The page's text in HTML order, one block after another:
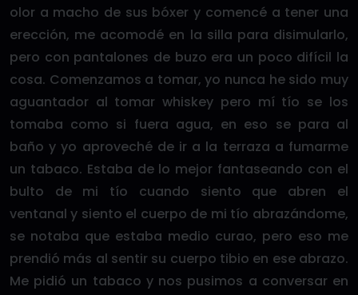
olor a macho de sus bóxer y comencé a tener una
erección, me acomodé en la silla para disimularlo,
pero con pantalones de buzo era un poco difícil la
cosa. Comenzamos a tomar, yo nunca he sido muy
aguantador al tomar whiskey pero mí tío se los
tomaba como si fuera agua, en eso se para al
baño y yo aproveché de ir a la terraza a fumarme
un tabaco. Estaba de lo mejor fantaseando con el
bulto de mi tío cuando siento que abren el
ventanal y siento el cuerpo de mi tío abrazándome,
se notaba que estaba medio curao, pero eso me
prendió más al sentir su cuerpo tibio en ese abrazo.
Me pidió un tabaco y nos pusimos a conversar en